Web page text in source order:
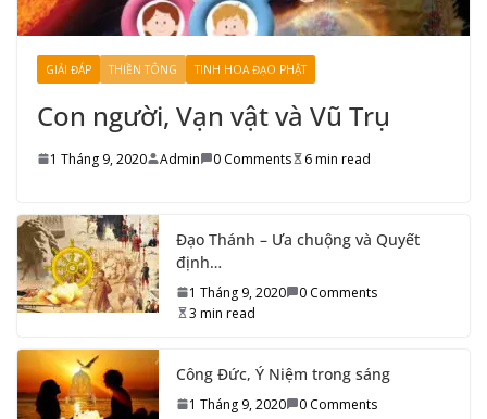
GIẢI ĐÁP THIỀN TÔNG TINH HOA ĐẠO PHẬT
Con người, Vạn vật và Vũ Trụ
1 Tháng 9, 2020 Admin 0 Comments 6 min read
Đạo Thánh – Ưa chuộng và Quyết
định…
1 Tháng 9, 2020
0 Comments
3 min read
Công Đức, Ý Niệm trong sáng
1 Tháng 9, 2020
0 Comments